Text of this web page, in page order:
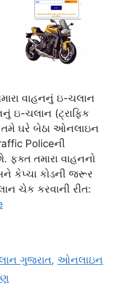
વાહનનું ઇ-ચલાન
ઇ-ચલાન (ટ્રાફિક
ઘરે બેઠા ઓનલાઇન
Policeની
ફક્ત તમારા વાહનનો
કેપ્ચા કોડની જરૂર
ચેક કરવાની રીત:
ગુજરાત,ઓનલાઇન